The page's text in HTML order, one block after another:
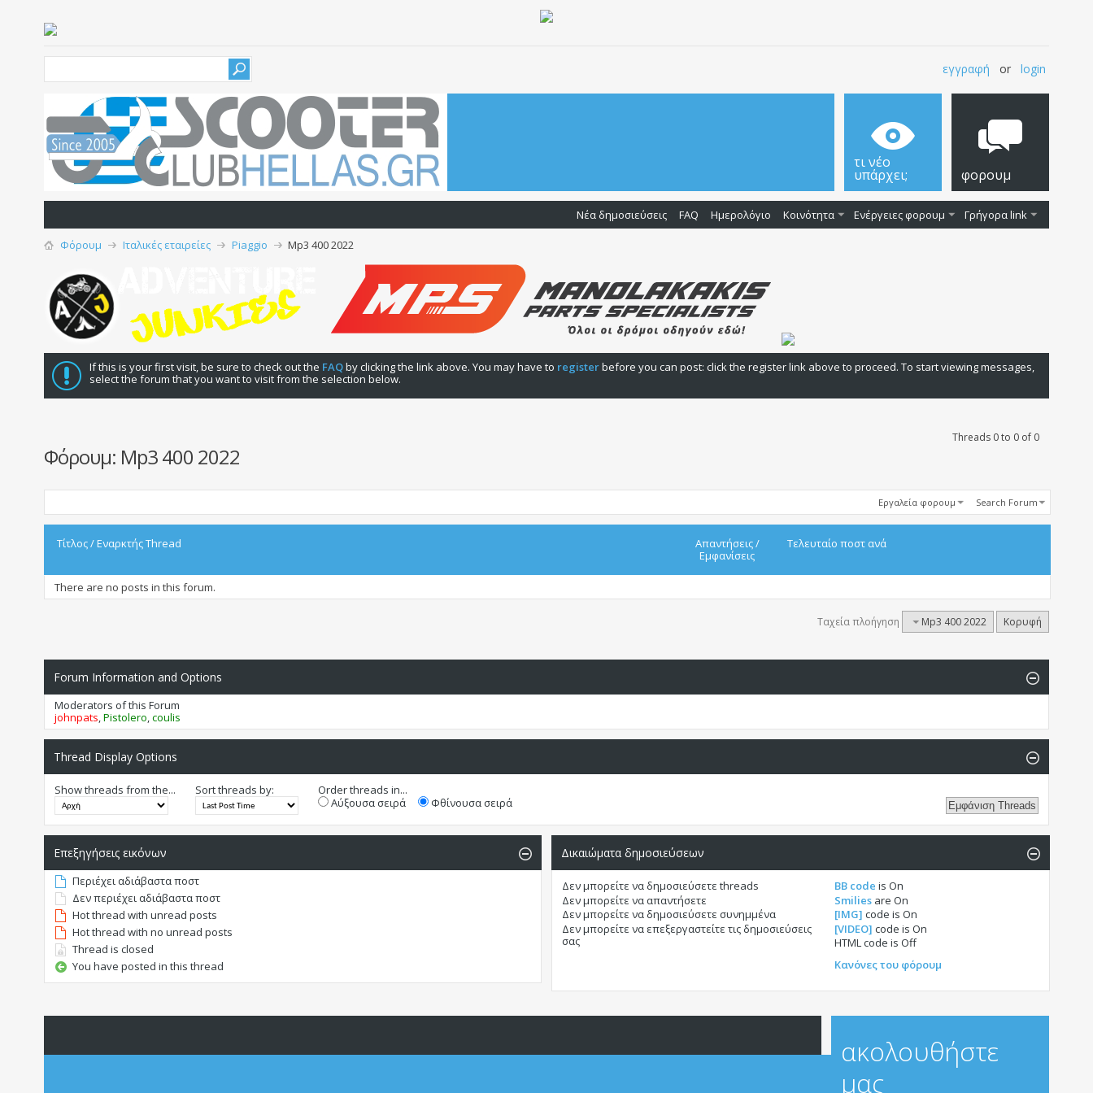
εγγραφή or login
τι νέο
υπάρχει; φορουμ
Νέα δημοσιεύσεις FAQ Ημερολόγιο Κοινότητα Ενέργειες φορουμ Γρήγορα link
Φόρουμ Iταλικές εταιρείες Piaggio Mp3 400 2022
If this is your first visit, be sure to check out the FAQby clicking the link above. You may have to registerbefore you can post: click the register link above to proceed. To start viewing messages,
select the forum that you want to visit from the selection below.
Threads 0 to 0 of 0
Φόρουμ: Mp3 400 2022
Εργαλεία φορουμ Search Forum
Τίτλος/Εναρκτής Thread Απαντήσεις/
Εμφανίσεις
Τελευταίο ποστ ανά
There are no posts in this forum.
Ταχεία πλοήγηση Mp3 400 2022 Κορυφή
Forum Information and Options
Moderators of this Forum
johnpats,Pistolero,coulis
Thread Display Options
Show threads from the... Sort threads by:
Order threads in...
Αύξουσα σειρά
Φθίνουσα σειρά
Επεξηγήσεις εικόνων
Περιέχει αδιάβαστα ποστ
Δεν περιέχει αδιάβαστα ποστ
Hot thread with unread posts
Hot thread with no unread posts
Thread is closed
You have posted in this thread
Δικαιώματα δημοσιεύσεων
Δεν μπορείτε να δημοσιεύσετε threads
Δεν μπορείτε να απαντήσετε
Δεν μπορείτε να δημοσιεύσετε συνημμένα
Δεν μπορείτενα επεξεργαστείτε τις δημοσιεύσεις
σας
BB code is On
Smiliesare On
[IMG] code is On
[VIDEO] code is On
HTML code is Off
Κανόνες του φόρουμ
ακολουθήστε
μας